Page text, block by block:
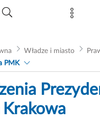
Władze i miasto
PMK
Krakowa